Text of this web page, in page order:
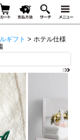
ギフト > ホテル仕様